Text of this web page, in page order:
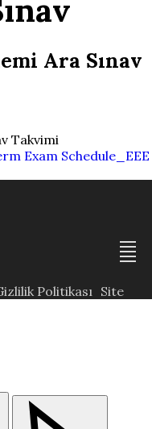
Ara Sınav
Takvimi
Exam Schedule_EEE
Politikası Site